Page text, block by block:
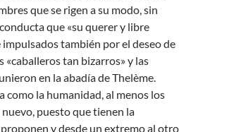
que se rigen a su modo, sin
que «su querer y libre
también por el deseo de
«caballeros tan bizarros» y las
en la abadía de Thelème.
como la humanidad, al menos los
puesto que tienen la
y desde un extremo al otro